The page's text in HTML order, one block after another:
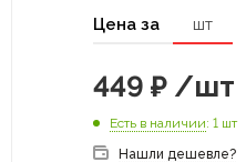
Цена за шт
449 ₽ /шт
Есть в наличии: 1 шт
Нашли дешевле?